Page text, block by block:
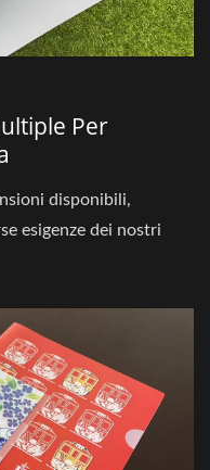
Per
disponibili,
esigenze dei nostri